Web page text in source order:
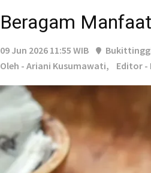
Beragam
09 Jun 2026 11:55 WIB
Oleh - Ariani Kusumawati,
Editor -